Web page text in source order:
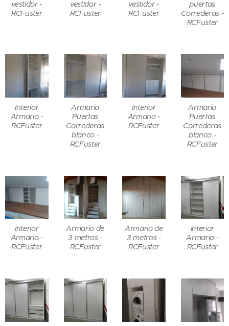
vestidor -
RCFuster
vestidor -
RCFuster
vestidor -
RCFuster
puertas
Correderas -
RCFuster
Interior
Armario -
RCFuster
Armario
Puertas
Correderas
blanco -
RCFuster
Interior
Armario -
RCFuster
Armario
Puertas
Correderas
blanco -
RCFuster
Interior
Armario -
RCFuster
Armario de
3 metros -
RCFuster
Armario de
3 metros -
RCFuster
Interior
Armario -
RCFuster